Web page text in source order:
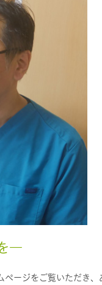
―
ページをご覧いただき、